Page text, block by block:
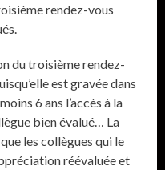
rendez-vous
du troisième rendez-
est gravée dans
6 ans l’accès à la
bien évalué… La
les collègues qui le
réévaluée et